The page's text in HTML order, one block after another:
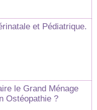
et Pédiatrique.
le Grand Ménage
Ostéopathie ?